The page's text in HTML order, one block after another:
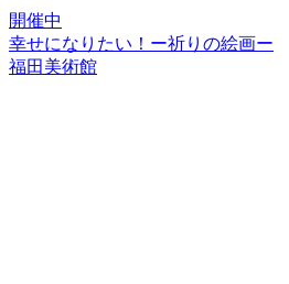
開催中
幸せになりたい！ー祈りの絵画ー
福田美術館